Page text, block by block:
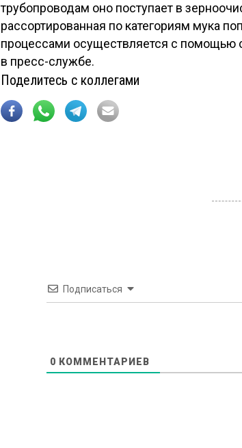
трубопроводам оно поступает в
рассортированная по категориям мука
процессами осуществляется с помощью
в пресс-службе.
Поделитесь с коллегами
Подписаться
0 КОММЕНТАРИЕВ